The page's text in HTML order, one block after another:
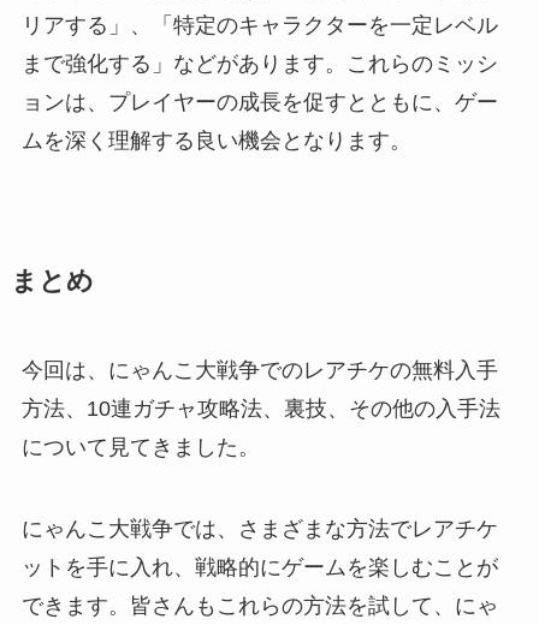
リアする」、「特定のキャラクターを一定レベル
まで強化する」などがあります。これらのミッシ
ョンは、プレイヤーの成長を促すとともに、ゲー
ムを深く理解する良い機会となります。
まとめ
今回は、にゃんこ大戦争でのレアチケの無料入手
方法、10連ガチャ攻略法、裏技、その他の入手法
について見てきました。
にゃんこ大戦争では、さまざまな方法でレアチケ
ットを手に入れ、戦略的にゲームを楽しむことが
できます。皆さんもこれらの方法を試して、にゃ